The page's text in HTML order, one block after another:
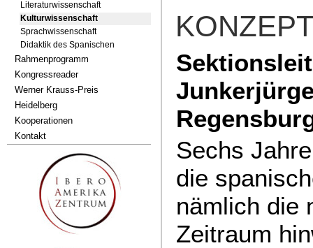
Literaturwissenschaft
Kulturwissenschaft
Sprachwissenschaft
Didaktik des Spanischen
Rahmenprogramm
Kongressreader
Werner Krauss-Preis
Heidelberg
Kooperationen
Kontakt
Sechs
die
nämlich die
Zeitraum